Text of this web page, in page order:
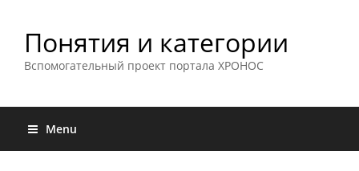
Понятия и категории
Вспомогательный проект портала ХРОНОС
Menu